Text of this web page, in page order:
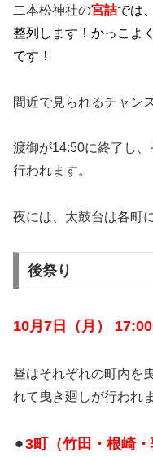
二本松神社の宮詰では
整列します！かっこよ
です！
間近で見られるチャン
渡御が14:50に終了し
行われます。
夜には、太鼓台は各町
後祭り
10月7日（月）
昼はそれぞれの町内を
れて曳き廻しが行われ
⚫︎3町（竹田・根崎・